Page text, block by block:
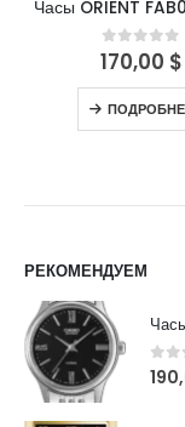
Часы ORIENT
0out of
170,00 $
РЕКОМЕНДУЕМ
0